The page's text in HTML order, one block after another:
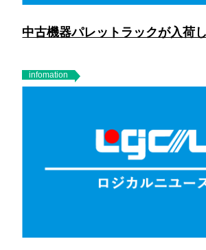
中古機器パレットラックが入荷し
infomation